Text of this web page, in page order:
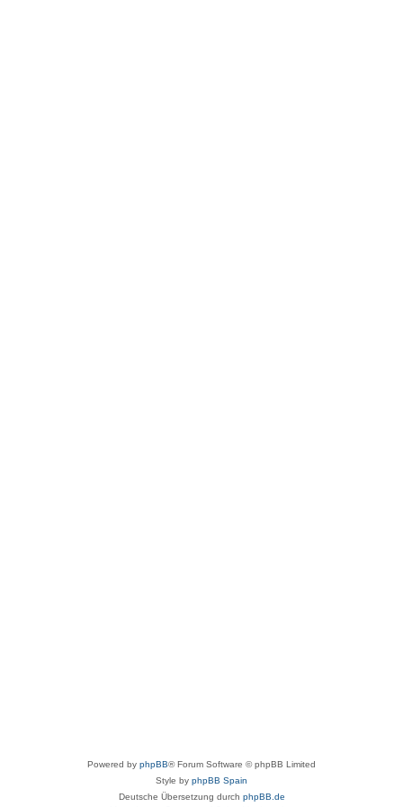
Powered by phpBB® Forum Software © phpBB Limited
Style by phpBB Spain
Deutsche Übersetzung durch phpBB.de